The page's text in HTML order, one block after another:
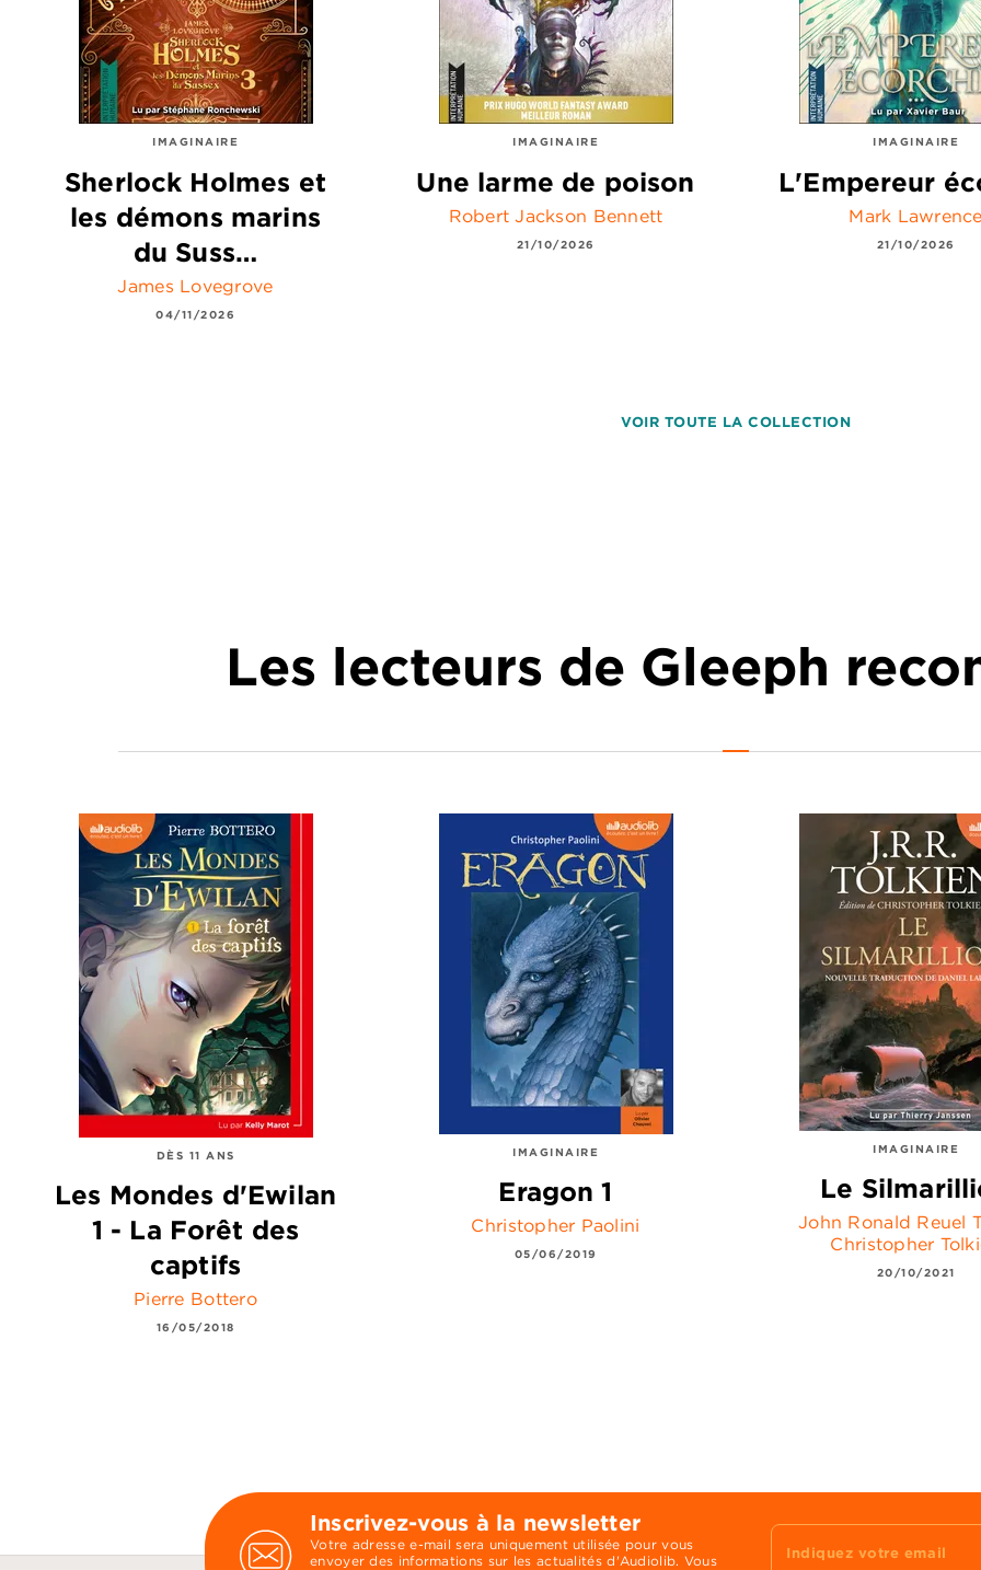
IMAGINAIRE
Sherlock Holmes et
les démons marins
du Suss…
James Lovegrove
04/11/2026
IMAGINAIRE
Une larme de poison
Robert Jackson Bennett
21/10/2026
IMAGINAIRE
L'Empereur
Mark Lawrence
21/10/2026
VOIR TOUTE LA COLLECTION
Les lecteurs de Gleeph
DÈS 11 ANS
Les Mondes d'Ewilan
1 - La Forêt des
captifs
Pierre Bottero
16/05/2018
IMAGINAIRE
Eragon 1
Christopher Paolini
05/06/2019
IMAGINAIRE
Le
John Ronald Reuel
Christopher
20/10/2021
Inscrivez-vous à la newsletter
Votre adresse e-mail sera uniquement utilisée pour vous
envoyer des informations sur les actualités d'Audiolib. Vous
Indiquez votre email